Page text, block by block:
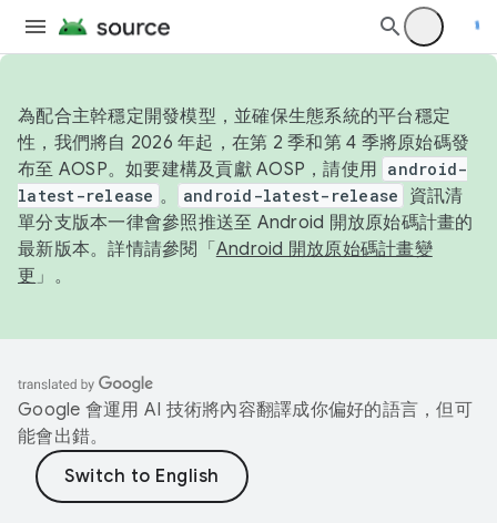
為配合主幹穩定開發模型，並確保生態系統的平台穩定
性，我們將自 2026 年起，在第 2 季和第 4 季將原始碼發
布至 AOSP。如要建構及貢獻 AOSP，請使用 android-
latest-release 。 android-latest-release
資訊清
單分支版本一律會參照推送至 Android 開放原始碼計畫的
最新版本。詳情請參閱「 Android 開放原始碼計畫變
更 」。
Google 會運用 AI 技術將內容翻譯成你偏好的語言，但可
能會出錯。